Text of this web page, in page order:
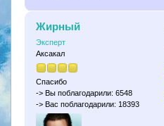
Жирный
Эксперт
Аксакал
Спасибо
-> Вы поблагодарили: 6548
-> Вас поблагодарили: 18393